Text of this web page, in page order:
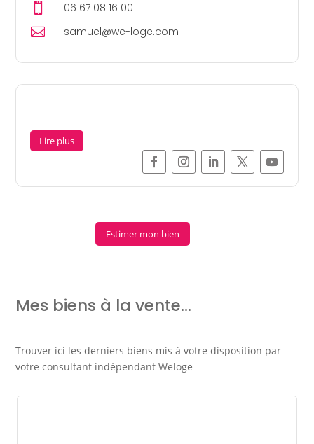

06 67 08 16 00

samuel@we-loge.com
Lire plus
Estimer mon bien
Mes biens à la vente…
Trouver ici les derniers biens mis à votre disposition par
votre consultant indépendant Weloge